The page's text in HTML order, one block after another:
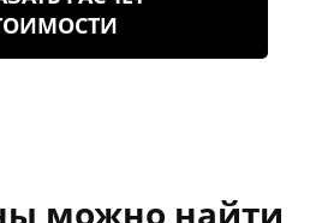
можно найти